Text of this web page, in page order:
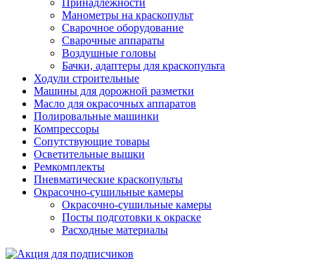
Манометры на краскопульт
Сварочное оборудование
Сварочные аппараты
Воздушные головы
Бачки, адаптеры для краскопульта
Ходули строительные
Машины для дорожной разметки
Масло для окрасочных аппаратов
Полировальные машинки
Компрессоры
Сопутствующие товары
Осветительные вышки
Ремкомплекты
Пневматические краскопульты
Окрасочно-сушильные камеры
Окрасочно-сушильные камеры
Посты подготовки к окраске
Расходные материалы